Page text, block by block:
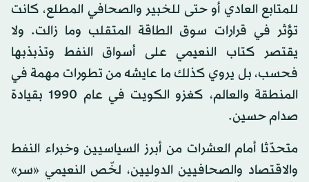
للمتابع العادي أو حتى للخبير والصحافي المطلع، كانت
تؤثر في قرارات سوق الطاقة المتقلب وما زالت. ولا
يقتصر كتاب النعيمي على أسواق النفط وتذبذبها
فحسب، بل يروي كذلك ما عايشه من تطورات مهمة في
المنطقة والعالم، كغزو الكويت في عام 1990 بقيادة
صدام حسين.
متحدّثا أمام العشرات من أبرز السياسيين وخبراء النفط
والاقتصاد والصحافيين الدوليين، لخّص النعيمي «سر»